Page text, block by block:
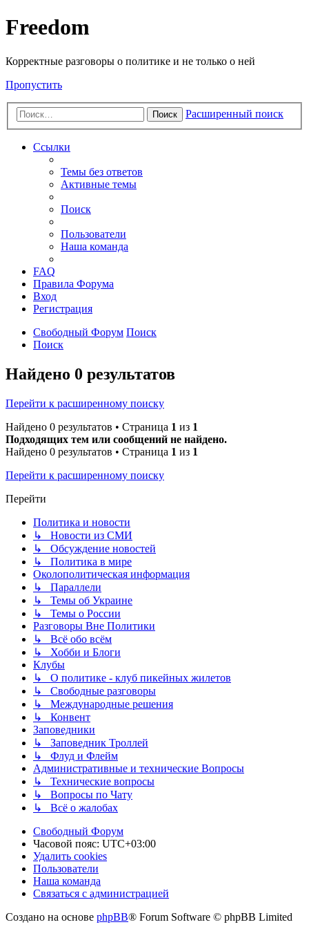
Freedom
Корректные разговоры о политике и не только о ней
Пропустить
Поиск Расширенный поиск
Ссылки
Темы без ответов
Активные темы
Поиск
Пользователи
Наша команда
FAQ
Правила Форума
Вход
Регистрация
Свободный Форум Поиск
Поиск
Найдено 0 результатов
Перейти к расширенному поиску
Найдено 0 результатов • Страница 1 из 1
Подходящих тем или сообщений не найдено.
Найдено 0 результатов • Страница 1 из 1
Перейти к расширенному поиску
Перейти
Политика и новости
↳ Новости из СМИ
↳ Обсуждение новостей
↳ Политика в мире
Околополитическая информация
↳ Параллели
↳ Темы об Украине
↳ Темы о России
Разговоры Вне Политики
↳ Всё обо всём
↳ Хобби и Блоги
Клубы
↳ О политике - клуб пикейных жилетов
↳ Свободные разговоры
↳ Международные решения
↳ Конвент
Заповедники
↳ Заповедник Троллей
↳ Флуд и Флейм
Административные и технические Вопросы
↳ Технические вопросы
↳ Вопросы по Чату
↳ Всё о жалобах
Свободный Форум
Часовой пояс: UTC+03:00
Удалить cookies
Пользователи
Наша команда
Связаться с администрацией
Создано на основе phpBB® Forum Software © phpBB Limited